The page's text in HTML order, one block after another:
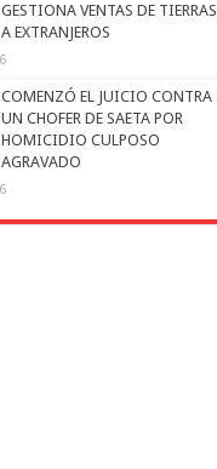
GESTIONA VENTAS DE TIERRAS
A EXTRANJEROS
COMENZÓ EL JUICIO CONTRA
UN CHOFER DE SAETA POR
HOMICIDIO CULPOSO
AGRAVADO